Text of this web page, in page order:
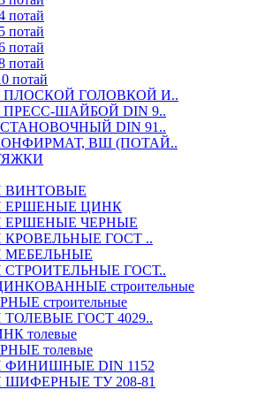
потай
потай
потай
потай
потай
ПЛОСКОЙ ГОЛОВКОЙ И..
ШАЙБОЙ DIN 9..
DIN 91..
ВШ (ПОТАЙ..
ВИНТОВЫЕ
ЕРШЕНЫЕ ЦИНК
ЕРШЕНЫЕ ЧЕРНЫЕ
КРОВЕЛЬНЫЕ ГОСТ ..
МЕБЕЛЬНЫЕ
СТРОИТЕЛЬНЫЕ ГОСТ..
строительные
строительные
ТОЛЕВЫЕ ГОСТ 4029..
толевые
толевые
ФИНИШНЫЕ DIN 1152
ШИФЕРНЫЕ ТУ 208-81